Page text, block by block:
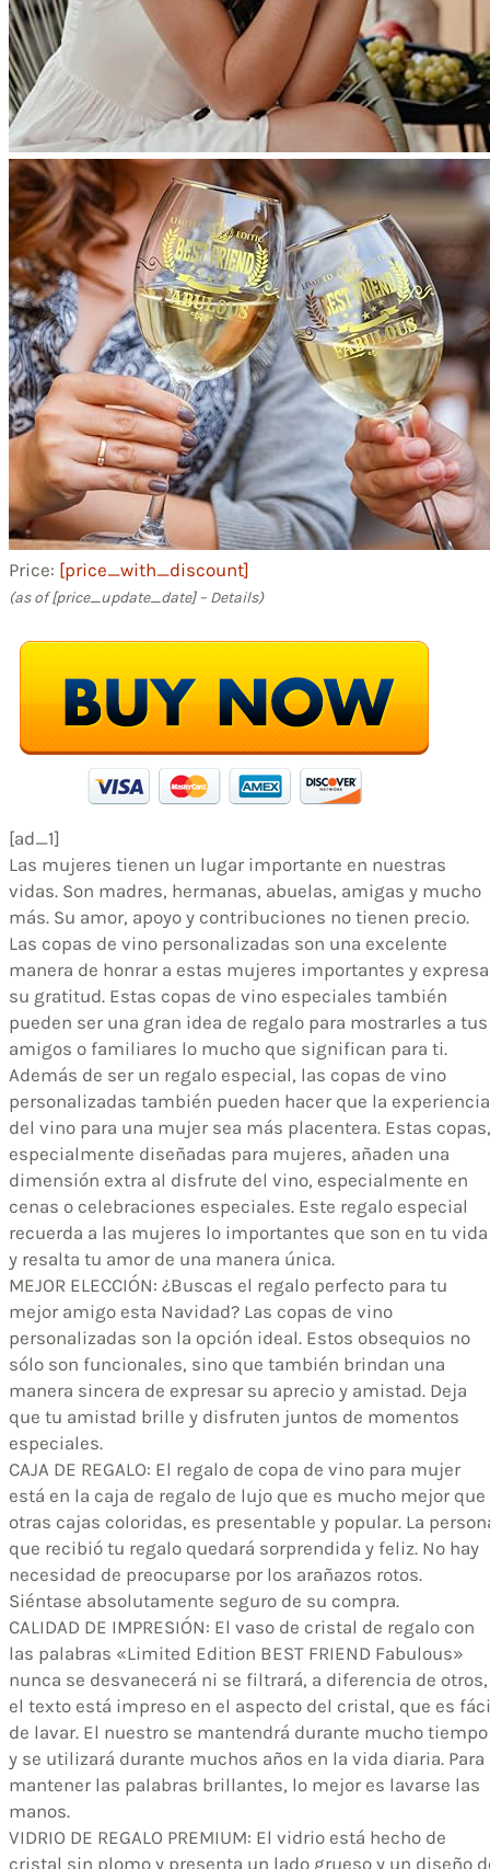
Price: [price_with_discount]
(as of [price_update_date] – Details)
[ad_1]
Las mujeres tienen un lugar importante en nuestras
vidas. Son madres, hermanas, abuelas, amigas y mucho
más. Su amor, apoyo y contribuciones no tienen precio.
Las copas de vino personalizadas son una excelente
manera de honrar a estas mujeres importantes y
su gratitud. Estas copas de vino especiales también
pueden ser una gran idea de regalo para mostrarles a tus
amigos o familiares lo mucho que significan para ti.
Además de ser un regalo especial, las copas de vino
personalizadas también pueden hacer que la experiencia
del vino para una mujer sea más placentera. Estas copas,
especialmente diseñadas para mujeres, añaden una
dimensión extra al disfrute del vino, especialmente en
cenas o celebraciones especiales. Este regalo especial
recuerda a las mujeres lo importantes que son en tu vida
y resalta tu amor de una manera única.
MEJOR ELECCIÓN: ¿Buscas el regalo perfecto para tu
mejor amigo esta Navidad? Las copas de vino
personalizadas son la opción ideal. Estos obsequios no
sólo son funcionales, sino que también brindan una
manera sincera de expresar su aprecio y amistad. Deja
que tu amistad brille y disfruten juntos de momentos
especiales.
CAJA DE REGALO: El regalo de copa de vino para mujer
está en la caja de regalo de lujo que es mucho mejor que
otras cajas coloridas, es presentable y popular. La
que recibió tu regalo quedará sorprendida y feliz. No hay
necesidad de preocuparse por los arañazos rotos.
Siéntase absolutamente seguro de su compra.
CALIDAD DE IMPRESIÓN: El vaso de cristal de regalo con
las palabras «Limited Edition BEST FRIEND Fabulous»
nunca se desvanecerá ni se filtrará, a diferencia de otros,
el texto está impreso en el aspecto del cristal, que es
de lavar. El nuestro se mantendrá durante mucho tiempo
y se utilizará durante muchos años en la vida diaria. Para
mantener las palabras brillantes, lo mejor es lavarse las
manos.
VIDRIO DE REGALO PREMIUM: El vidrio está hecho de
cristal sin plomo y presenta un lado grueso y un diseño